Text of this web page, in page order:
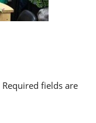
Required fields are